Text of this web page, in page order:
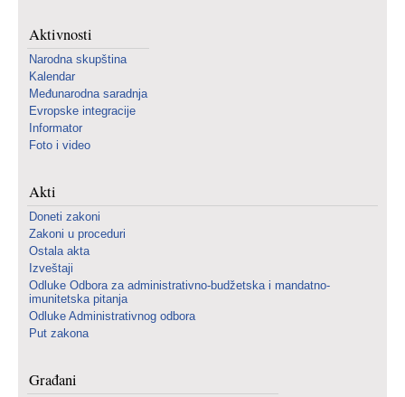
Aktivnosti
Narodna skupština
Kalendar
Međunarodna saradnja
Evropske integracije
Informator
Foto i video
Akti
Doneti zakoni
Zakoni u proceduri
Ostala akta
Izveštaji
Odluke Odbora za administrativno-budžetska i mandatno-
imunitetska pitanja
Odluke Administrativnog odbora
Put zakona
Građani